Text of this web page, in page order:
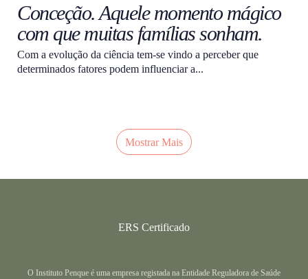
Conceção. Aquele momento mágico
com que muitas famílias sonham.
Com a evolução da ciência tem-se vindo a perceber que
determinados fatores podem influenciar a...
Mostrar Mais
ERS Certificado
O Instituto Penque é uma empresa registada na Entidade Reguladora de Saúde